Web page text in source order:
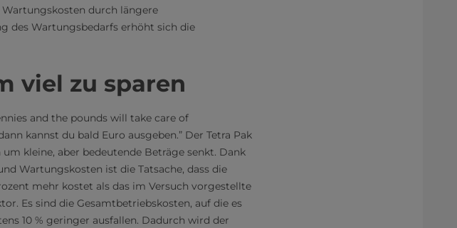
durch längere
des Wartungsbedarfs erhöht sich die
viel zu sparen
and the pounds will take care of
kannst du bald Euro ausgeben.” Der Tetra Pak
kleine, aber bedeutende Beträge senkt. Dank
Wartungskosten ist die Tatsache, dass die
mehr kostet als das im Versuch vorgestellte
Es sind die Gesamtbetriebskosten, auf die es
10 % geringer ausfallen. Dadurch wird der